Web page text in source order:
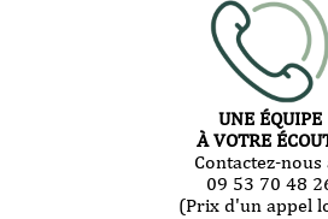
UNE ÉQUIPE
À VOTRE
Contactez-nous
09 53 70 48
(Prix d'un appel